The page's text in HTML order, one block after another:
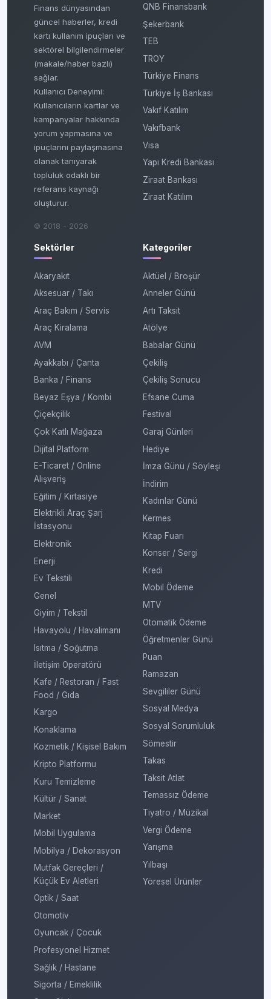
Finans dünyasından
güncel haberler, kredi
kartı kullanım ipuçları ve
sektörel bilgilendirmeler
(makale/haber bazlı)
sağlar.
Kullanıcı Deneyimi:
Kullanıcıların kartlar ve
kampanyalar hakkında
yorum yapmasına ve
ipuçlarını paylaşmasına
olanak tanıyarak
topluluk odaklı bir
referans kaynağı
oluşturur.
© 2018 - 2026
QNB Finansbank
Şekerbank
TEB
TROY
Türkiye Finans
Türkiye İş Bankası
Vakıf Katılım
Vakıfbank
Visa
Yapı Kredi Bankası
Ziraat Bankası
Ziraat Katılım
Sektörler
Akaryakıt
Aksesuar / Takı
Araç Bakım / Servis
Araç Kiralama
AVM
Ayakkabı / Çanta
Banka / Finans
Beyaz Eşya / Kombi
Çiçekçilik
Çok Katlı Mağaza
Dijital Platform
E-Ticaret / Online
Alışveriş
Eğitim / Kırtasiye
Elektrikli Araç Şarj
İstasyonu
Elektronik
Enerji
Ev Tekstili
Genel
Giyim / Tekstil
Havayolu / Havalimanı
Isıtma / Soğutma
İletişim Operatörü
Kafe / Restoran / Fast
Food / Gıda
Kargo
Konaklama
Kozmetik / Kişisel Bakım
Kripto Platformu
Kuru Temizleme
Kültür / Sanat
Market
Mobil Uygulama
Mobilya / Dekorasyon
Mutfak Gereçleri /
Küçük Ev Aletleri
Optik / Saat
Otomotiv
Oyuncak / Çocuk
Profesyonel Hizmet
Sağlık / Hastane
Sigorta / Emeklilik
Kategoriler
Aktüel / Broşür
Anneler Günü
Artı Taksit
Atölye
Babalar Günü
Çekiliş
Çekiliş Sonucu
Efsane Cuma
Festival
Garaj Günleri
Hediye
İmza Günü / Söyleşi
İndirim
Kadınlar Günü
Kermes
Kitap Fuarı
Konser / Sergi
Kredi
Mobil Ödeme
MTV
Otomatik Ödeme
Öğretmenler Günü
Puan
Ramazan
Sevgililer Günü
Sosyal Medya
Sosyal Sorumluluk
Sömestir
Takas
Taksit Atlat
Temassız Ödeme
Tiyatro / Müzikal
Vergi Ödeme
Yarışma
Yılbaşı
Yöresel Ürünler